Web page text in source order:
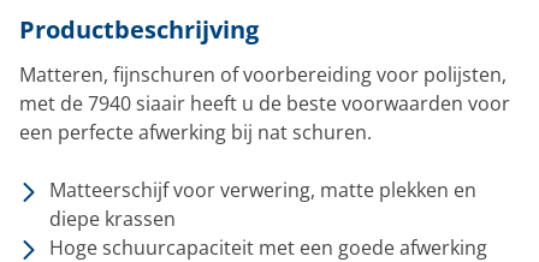
Productbeschrijving
Matteren, fijnschuren of voorbereiding voor polijsten,
met de 7940 siaair heeft u de beste voorwaarden voor
een perfecte afwerking bij nat schuren.
Matteerschijf voor verwering, matte plekken en
diepe krassen
Hoge schuurcapaciteit met een goede afwerking